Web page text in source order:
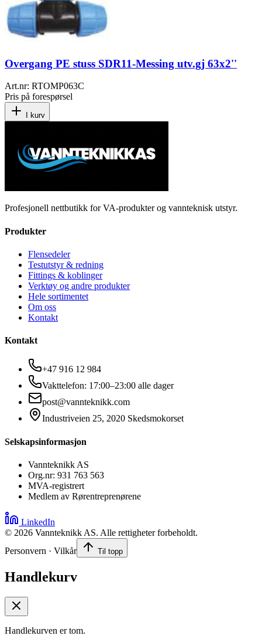
Overgang PE stuss SDR11-Messing utv.gj 63x2''
Art.nr: RTOMP063C
Pris på forespørsel
I kurv
Profesjonell nettbutikk for VA-produkter og vannteknisk utstyr.
Produkter
Flensedeler
Testutstyr & redning
Fittings & koblinger
Verktøy og andre produkter
Hele sortimentet
Om oss
Kontakt
Kontakt
+47 916 12 984
Vakttelefon: 17:00–23:00 alle dager
post@vannteknikk.com
Industriveien 25, 2020 Skedsmokorset
Selskapsinformasjon
Vannteknikk AS
Org.nr: 931 763 563
MVA-registrert
Medlem av Rørentreprenørene
LinkedIn
© 2026 Vannteknikk AS. Alle rettigheter forbeholdt.
Personvern · Vilkår
Til topp
Handlekurv
Handlekurven er tom.